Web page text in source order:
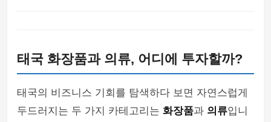
태국 화장품과 의류, 어디에 투자할까?
태국의 비즈니스 기회를 탐색하다 보면 자연스럽게
두드러지는 두 가지 카테고리는 화장품과 의류입니